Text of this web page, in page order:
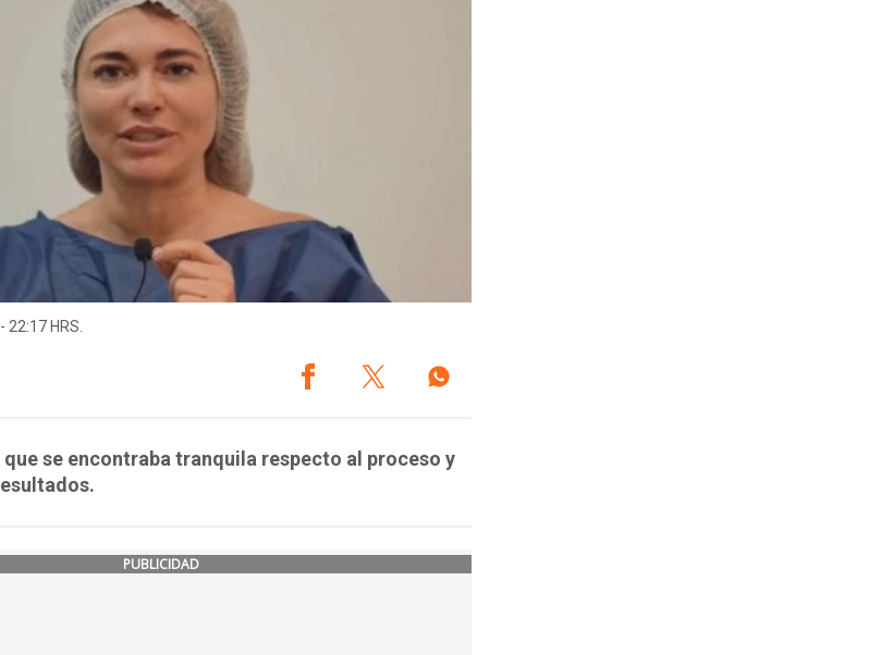
22:17 HRS.
se encontraba tranquila respecto al proceso y
PUBLICIDAD